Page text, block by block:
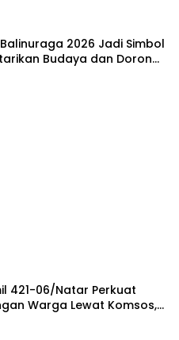
2026 Jadi Simbol
Budaya dan Dorong
Selatan
421-06/Natar Perkuat
Warga Lewat Komsos,
Natar dan Tegineneng